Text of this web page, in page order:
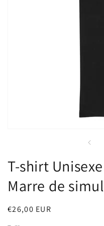
T-shirt
Marre de
Prix
€26,00 EUR